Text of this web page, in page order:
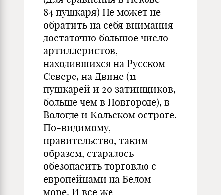
84 пушкаря) Не может не
обратить на себя внимания
достаточно большое число
артиллеристов,
находившихся на Русском
Севере, на Двине (11
пушкарей и 20 затинщиков,
больше чем в Новгороде), в
Вологде и Кольском остроге.
По-видимому,
правительство, таким
образом, старалось
обезопасить торговлю с
европейцами на Белом
море. И все же